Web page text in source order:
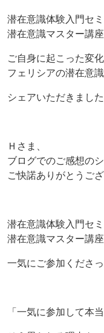
潜在意識体験入門セ
潜在意識マスター講
ご自身に起こった変化
フェリシアの潜在意
シェアいただきまし
Ｈさま、
ブログでのご感想の
ご快諾ありがとうござ
潜在意識体験入門セ
潜在意識マスター講
一気にご参加くださっ
「一気に参加して本